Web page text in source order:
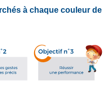
à chaque couleur de